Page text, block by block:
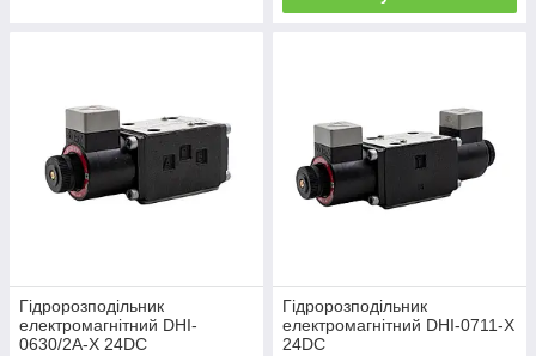
Гідророзподільник
електромагнітний DHI-
0630/2A-X 24DC
Гідророзподільник
електромагнітний DHI-0711-Х
24DC